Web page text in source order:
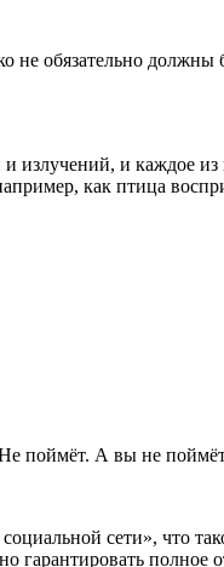
не обязательно должны
излучений, и каждое
как птица
Не поймёт. А вы не
сети», что
полное